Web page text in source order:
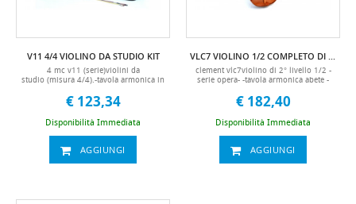
V11 4/4 VIOLINO DA STUDIO KIT
4 mc v11 (serie)violini da
studio (misura 4/4).-tavola armonica in
piroli in acero nero-astuccio standard
ultra leggero -accessori compresi
(astuccio rigido, archetto, pece,
manuale in italiano, mentoniera)10 mc
€ 123,34
Disponibilità Immediata
AGGIUNGI
VLC7 VIOLINO 1/2 COMPLETO DI ASTUCCIO E ARCHETTO
clement vlc7violino di 2° livello 1/2 -
serie opera- -tavola armonica abete -
rosso-archetto legno brasiliano-tastiera
ebano-accessori compresi (astuccio
rigido, archetto, pece, mentoniera)
violini, violin, violino, viola, archi,
strumenti, corde violino,10 mc
€ 182,40
Disponibilità Immediata
AGGIUNGI